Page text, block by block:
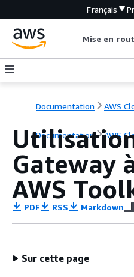
Français
Mise en
Documentation AWS
Documentation AWS
Gateway
AWS
PDF RSS Markdown
Sur cette page